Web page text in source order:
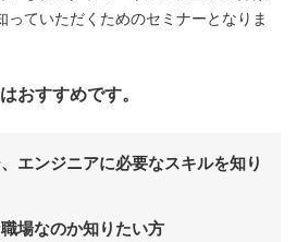
っていただくためのセミナーとなりま
おすすめです。
エンジニアに必要なスキルを知り
場なのか知りたい方